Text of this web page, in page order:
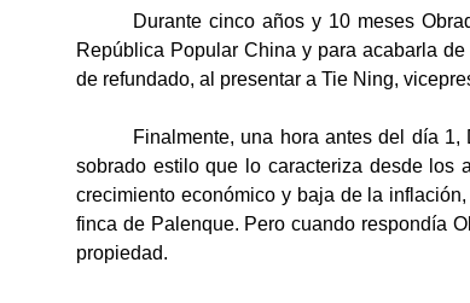
Durante cinco años y 10 meses
República Popular China y para acabarla
de refundado, al presentar a Tie Ning,
Finalmente, una hora antes del día
sobrado estilo que lo caracteriza desde los
crecimiento económico y baja de la
finca de Palenque. Pero cuando respondía
propiedad.